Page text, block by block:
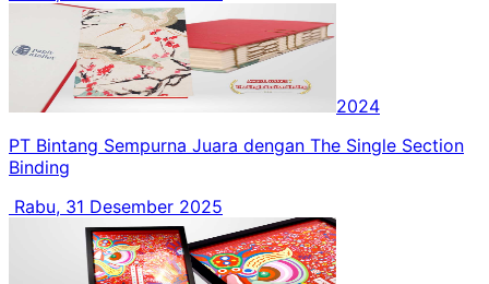
2024
PT Bintang Sempurna Juara dengan The Single Section
Binding
Rabu, 31 Desember 2025